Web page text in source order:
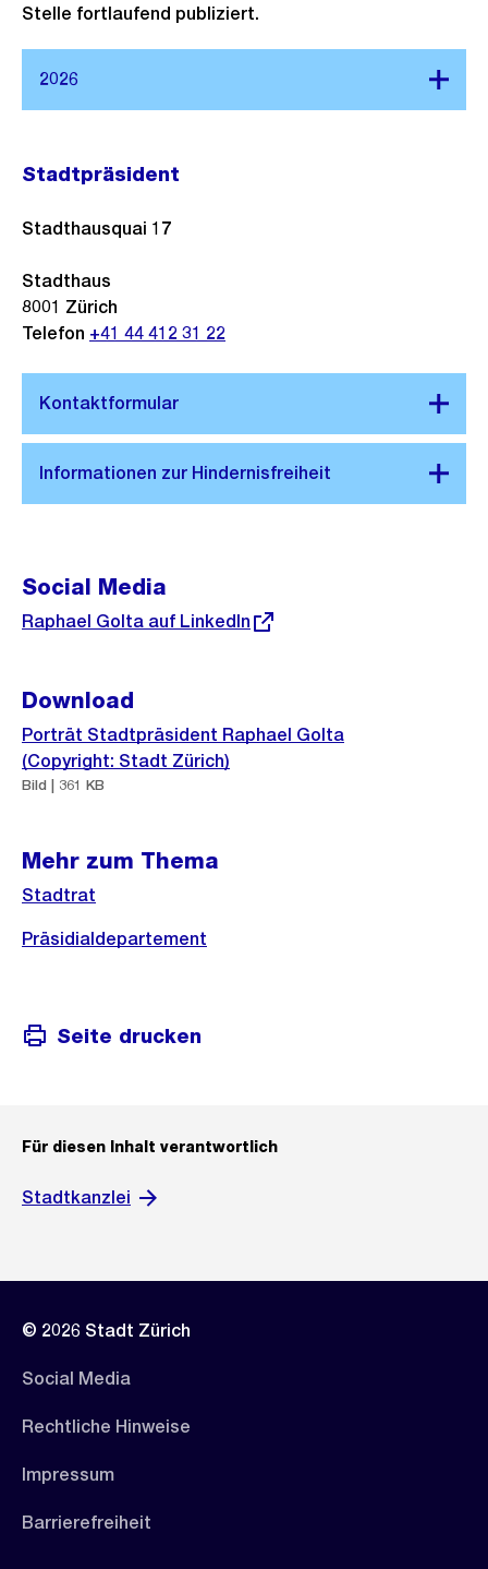
Stelle fortlaufend publiziert.
Stadtpräsident
Stadthausquai 17
Stadthaus
8001 Zürich
Telefon +41 44 412 31 22
Social Media
Externer
Raphael Golta auf LinkedIn
Download
Porträt Stadtpräsident Raphael Golta
(Copyright: Stadt Zürich)
Bild | 361 KB
Mehr zum Thema
Stadtrat
Präsidialdepartement
Seite drucken
Für diesen Inhalt verantwortlich
Stadtkanzlei
© 2026 Stadt Zürich
Social Media
Rechtliche Hinweise
Impressum
Barrierefreiheit